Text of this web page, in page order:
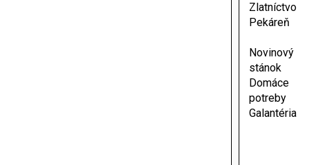
Zlatníctvo
Pekáreň
Novinový
stánok
Domáce
potreby
Galantéria